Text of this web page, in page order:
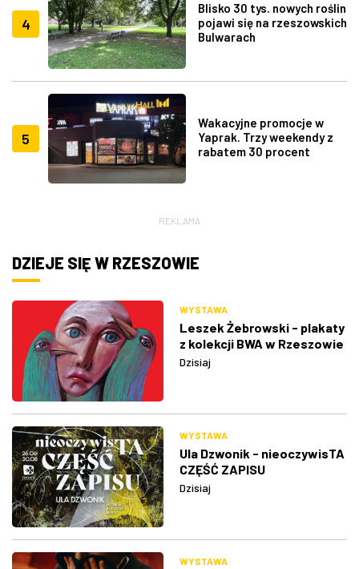
4
Blisko 30 tys. nowych roślin
pojawi się na rzeszowskich
Bulwarach
5
Wakacyjne promocje w
Yaprak. Trzy weekendy z
rabatem 30 procent
REKLAMA
DZIEJE SIĘ W RZESZOWIE
WYSTAWA
Leszek Żebrowski - plakaty
z kolekcji BWA w Rzeszowie
Dzisiaj
WYSTAWA
Ula Dzwonik - nieoczywisTA
CZĘŚĆ ZAPISU
Dzisiaj
WYSTAWA